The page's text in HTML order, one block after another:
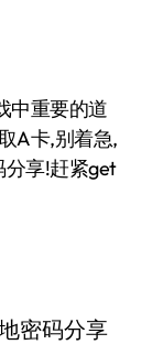
A卡,别着急,
分享!赶紧get